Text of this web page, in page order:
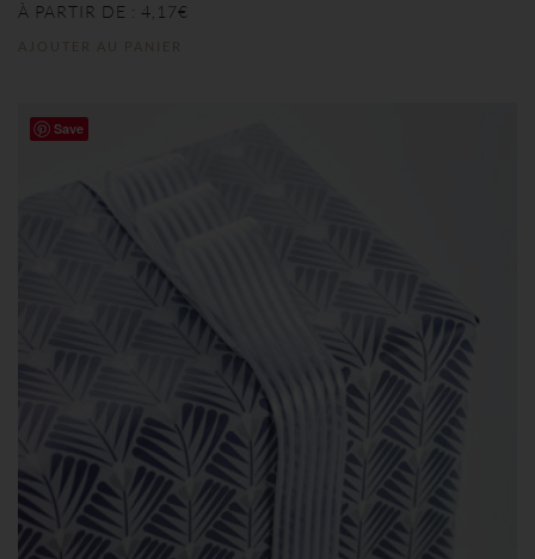
À PARTIR DE : 4,17€
AJOUTER AU PANIER
Save